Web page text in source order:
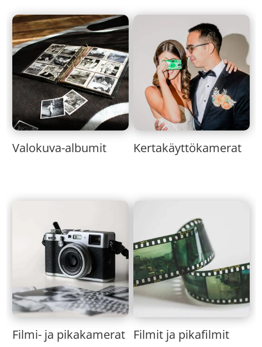
Valokuva-albumit Kertakäyttökamerat
Filmi- ja pikakamerat Filmit ja pikafilmit